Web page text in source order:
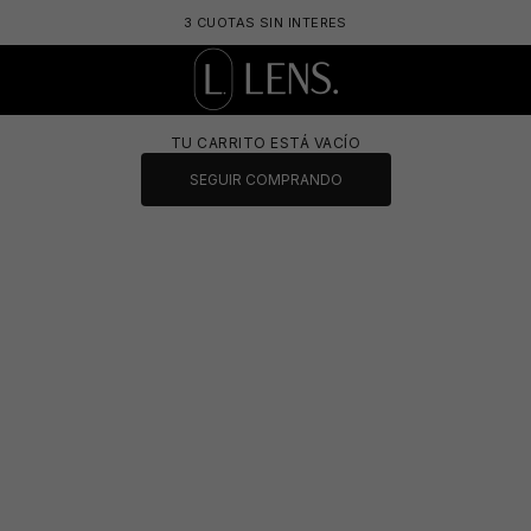
3 CUOTAS SIN INTERES
LENS. OPTICA ONLINE - LENTES DE SOL Y
TU CARRITO ESTÁ VACÍO
SEGUIR COMPRANDO